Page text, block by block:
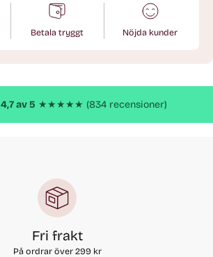
Betala tryggt Nöjda kunder
4,7 av 5 ★★★★★ (834 recensioner)
Fri frakt
På ordrar över 299 kr